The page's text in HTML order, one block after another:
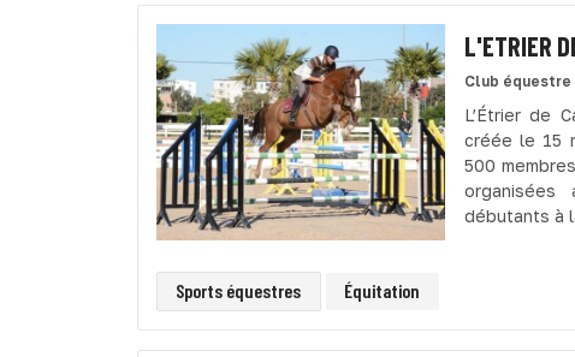
L'ETRIER
Club équestre
L’Étrier de
créée le 15
500
organisées
débutants à
Sports équestres Équitation